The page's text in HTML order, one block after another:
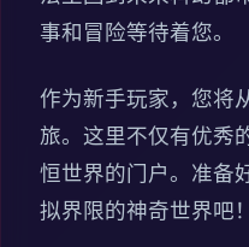
事和冒险等待着您。
作为新手玩家，您将
旅。这里不仅有优秀
恒世界的门户。准备
拟界限的神奇世界吧！